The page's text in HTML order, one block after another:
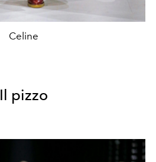
Celine
Il pizzo